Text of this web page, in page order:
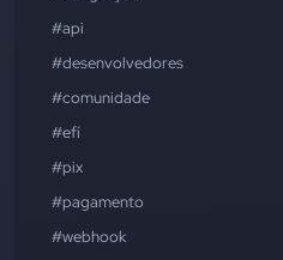
#api
#desenvolvedores
#comunidade
#efí
#pix
#pagamento
#webhook